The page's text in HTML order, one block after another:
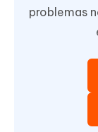
problemas